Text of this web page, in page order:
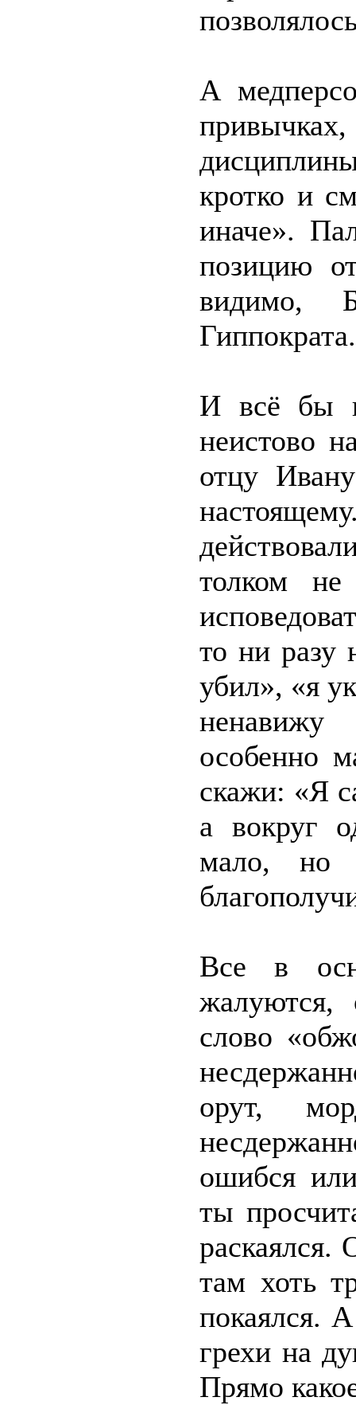
А
кротко и
иначе».
позицию
видимо,
Гиппократа.
И всё бы
неистово
отцу
толком
то ни разу
убил», «я
ненавижу
особенно
скажи: «Я
а вокруг
мало, но
Все в
жалуются,
слово
орут,
ошибся
ты
раскаялся.
там хоть
покаялся.
грехи на
Прямо